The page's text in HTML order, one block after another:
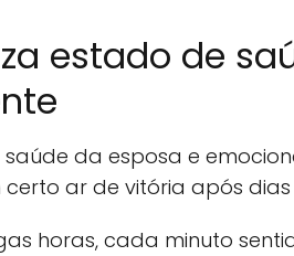
estado de
da esposa e
ar de vitória após
horas, cada minuto